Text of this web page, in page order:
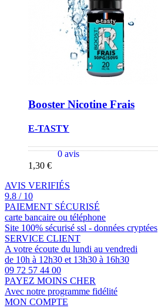
Booster Nicotine Frais
E-TASTY
0 avis
1,30 €
AVIS VERIFIÉS
9.8 / 10
PAIEMENT SÉCURISÉ
carte bancaire ou téléphone
Site 100% sécurisé ssl - données cryptées
SERVICE CLIENT
A votre écoute du lundi au vendredi
de 10h à 12h30 et 13h30 à 16h30
09 72 57 44 00
PAYEZ MOINS CHER
Avec notre programme fidélité
MON COMPTE